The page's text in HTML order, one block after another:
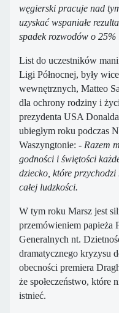
węgierski pracuje nad
uzyskać wspaniałe
spadek rozwodów o
List do uczestników
Ligi Północnej, były
wewnętrznych, Matteo
dla ochrony rodziny i
prezydenta USA
ubiegłym roku podczas
Waszyngtonie: - Razem
godności i świętości
dziecko, które
całej ludzkości.
W tym roku Marsz jest
przemówieniem papieża
Generalnych nt.
dramatycznego kryzysu
obecności premiera
że społeczeństwo, które
istnieć.